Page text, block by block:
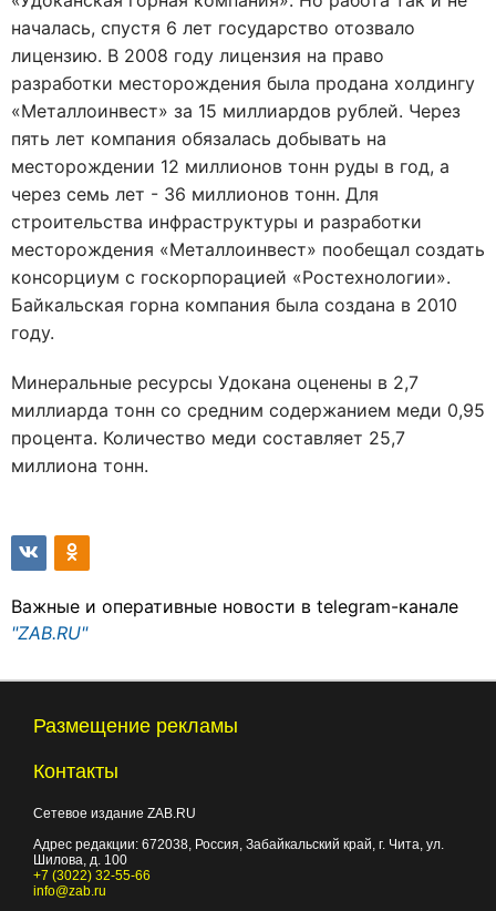
началась, спустя 6 лет государство отозвало
лицензию. В 2008 году лицензия на право
разработки месторождения была продана холдингу
«Металлоинвест» за 15 миллиардов рублей. Через
пять лет компания обязалась добывать на
месторождении 12 миллионов тонн руды в год, а
через семь лет - 36 миллионов тонн. Для
строительства инфраструктуры и разработки
месторождения «Металлоинвест» пообещал создать
консорциум с госкорпорацией «Ростехнологии».
Байкальская горна компания была создана в 2010
году.
Минеральные ресурсы Удокана оценены в 2,7
миллиарда тонн со средним содержанием меди 0,95
процента. Количество меди составляет 25,7
миллиона тонн.
Важные и оперативные новости в telegram-канале
"ZAB.RU"
Размещение рекламы
Контакты
Сетевое издание ZAB.RU
Адрес редакции: 672038, Россия, Забайкальский край, г. Чита, ул.
Шилова, д. 100
+7 (3022) 32-55-66
info@zab.ru